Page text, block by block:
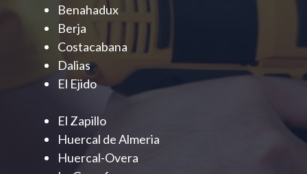
Benahadux
Berja
Costacabana
Dalias
El Ejido
El Zapillo
Huercal de Almeria
Huercal-Overa